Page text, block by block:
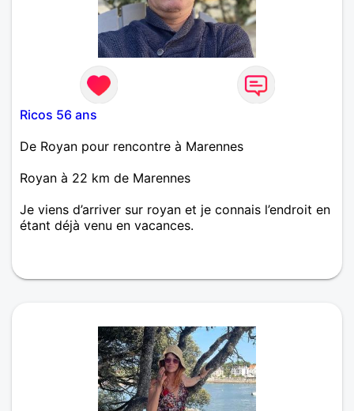
Ricos 56 ans
De Royan pour rencontre à Marennes
Royan à 22 km de Marennes
Je viens d’arriver sur royan et je connais l’endroit en
étant déjà venu en vacances.